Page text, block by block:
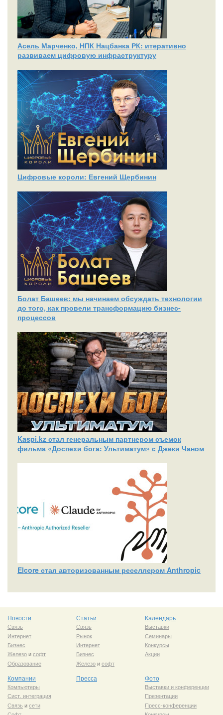
Асель Марченко, НПК Нацбанка РК: итеративно
развиваем цифровую инфраструктуру
Цифровые короли: Евгений Щербинин
Болат Башеев: мы начинаем обсуждать технологии
до того, как провели трансформацию бизнес-
процессов
Kaspi.kz стал генеральным партнером съемок
фильма «Доспехи бога: Ультиматум» с Джеки Чаном
Elcore стал авторизованным реселлером Anthropic
Новости
Связь
Интернет
Бизнес
Железоисофт
Образование
Статьи
Связь
Рынок
Интернет
Бизнес
Железоисофт
Календарь
Выставки
Семинары
Конкурсы
Акции
Компании
Компьютеры
Сист. интеграция
Связь исети
Пресса Фото
Выставки и конференции
Презентации
Пресс-конференции